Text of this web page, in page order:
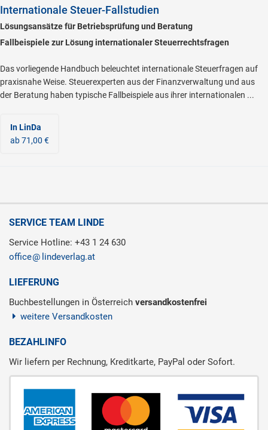
Internationale Steuer-Fallstudien
Lösungsansätze für Betriebsprüfung und Beratung
Fallbeispiele zur Lösung internationaler Steuerrechtsfragen
Das vorliegende Handbuch beleuchtet internationale Steuerfragen auf
praxisnahe Weise. Steuerexperten aus der Finanzverwaltung und aus
der Beratung haben typische Fallbeispiele aus ihrer internationalen ...
In LinDa
ab 71,00 €
SERVICE TEAM LINDE
Service Hotline: +43 1 24 630
office
lindeverlag.at
LIEFERUNG
Buchbestellungen in Österreich versandkostenfrei
weitere Versandkosten
BEZAHLINFO
Wir liefern per Rechnung, Kreditkarte, PayPal oder Sofort.